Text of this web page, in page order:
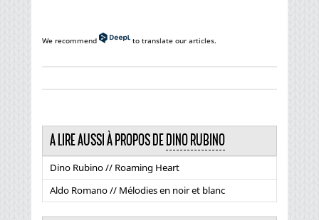
We recommend to translate our articles.
A LIRE AUSSI À PROPOS DEDINO RUBINO
Dino Rubino // Roaming Heart
Aldo Romano // Mélodies en noir et blanc